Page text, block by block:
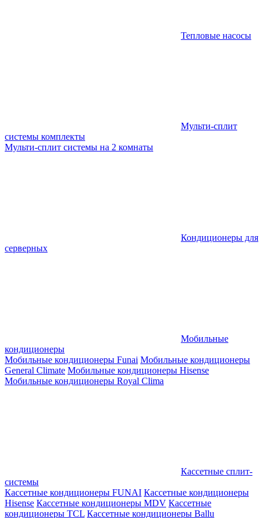
Тепловые насосы
Мульти-сплит
системы комплекты
Мульти-сплит системы на 2 комнаты
Кондиционеры для
серверных
Мобильные
кондиционеры
Мобильные кондиционеры Funai Мобильные кондиционеры
General Climate Мобильные кондиционеры Hisense
Мобильные кондиционеры Royal Clima
Кассетные сплит-
системы
Кассетные кондиционеры FUNAI Кассетные кондиционеры
Hisense Кассетные кондиционеры MDV Кассетные
кондиционеры TCL Кассетные кондиционеры Ballu